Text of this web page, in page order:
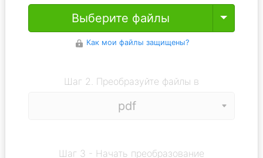
Выберите файлы Toggle
Как мои файлы защищены?
Шаг 2. Преобразуйте файлы в
Шаг 3 - Начать преобразование